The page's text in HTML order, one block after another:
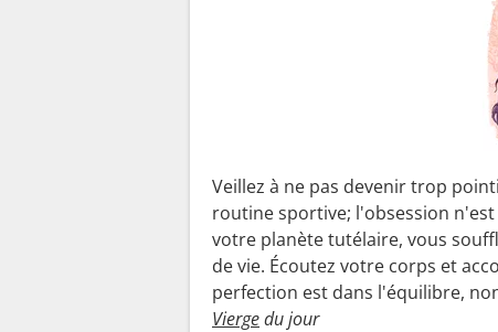
Veillez à ne pas devenir trop
routine sportive; l'obsession
votre planète tutélaire, vous
de vie. Écoutez votre corps et
perfection est dans l'équilibre,
Viergedu jour